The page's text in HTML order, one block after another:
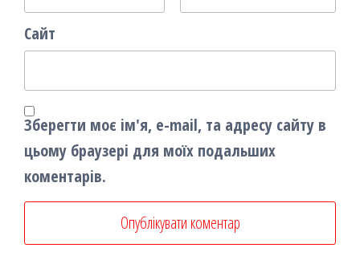
Сайт
Зберегти моє ім'я, e-mail, та адресу сайту в
цьому браузері для моїх подальших
коментарів.